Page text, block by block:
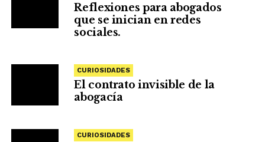
Reflexiones para abogados
que se inician en redes
sociales.
CURIOSIDADES
El contrato invisible de la
abogacía
CURIOSIDADES